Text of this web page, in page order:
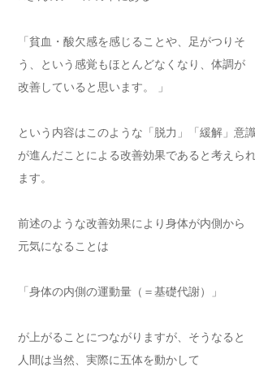
「貧血・酸欠感を感じることや、足がつりそ
う、という感覚もほとんどなくなり、体調が
改善していると思います。 」
という内容はこのような「脱力」「緩解」意識
が進んだことによる改善効果であると考えら
ます。
前述のような改善効果により身体が内側から
元気になることは
「身体の内側の運動量（＝基礎代謝）」
が上がることにつながりますが、そうなると
人間は当然、実際に五体を動かして